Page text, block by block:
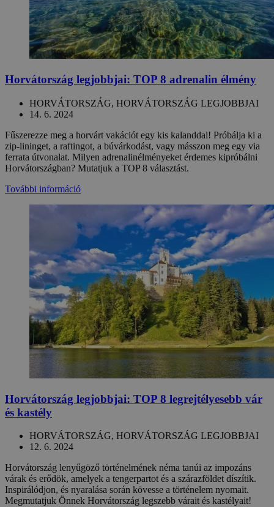
Horvátország legjobbjai: TOP 8 adrenalin élmény
HORVÁTORSZÁG, HORVÁTORSZÁG LEGJOBBJAI
14. 6. 2024
Fűszerezze meg a horvárt vakációt egy kis kalanddal! Próbálja ki a
zip-lininget, a raftingot, a búvárkodást, vagy másszon meg egy via
ferrata útvonalat. Milyen adrenalinélményeket érdemes kipróbálni
Horvátországban? Mutatjuk a TOP 8 választást.
További információ
Horvátország legjobbjai: TOP 8 legrejtélyesebb vár
és kastély
HORVÁTORSZÁG, HORVÁTORSZÁG LEGJOBBJAI
12. 6. 2024
Horvátország lenyűgöző történelmének néma tanúi az impozáns
várak és erődök, amelyek a tengerpartot és a szárazföldet díszítik.
Inspirálódjon, és nyaralása során kövesse a történelem nyomait.
Megmutatjuk Önnek Horvátország legszebb várait és kastélyait!